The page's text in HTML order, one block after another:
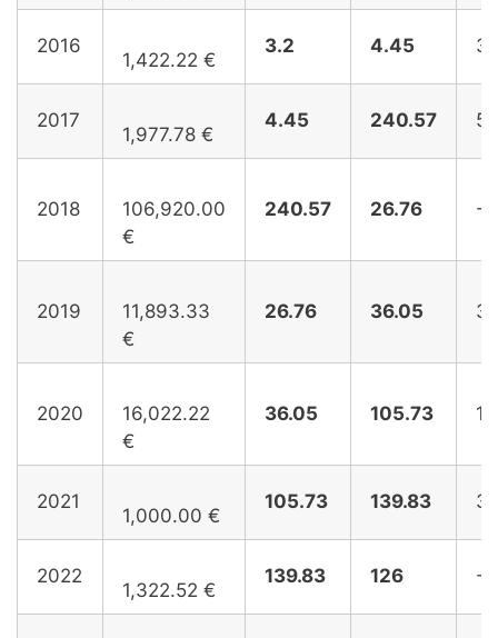
2016
1,422.22 €
3.2 4.45
2017
1,977.78 €
4.45 240.57
2018
106,920.00
€
240.57 26.76 -
2019
11,893.33
€
26.76 36.05
2020
16,022.22
€
36.05 105.73
2021
1,000.00 €
105.73 139.83
2022
1,322.52 €
139.83 126 -